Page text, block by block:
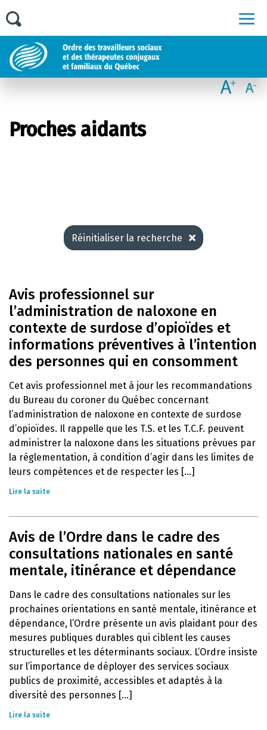
Proches aidants
Réinitialiser la recherche
Avis professionnel sur
l’administration de naloxone en
contexte de surdose d’opioïdes et
informations préventives à l’intention
des personnes qui en consomment
Cet avis professionnel met à jour les recommandations
du Bureau du coroner du Québec concernant
l’administration de naloxone en contexte de surdose
d’opioïdes. Il rappelle que les T.S. et les T.C.F. peuvent
administrer la naloxone dans les situations prévues par
la réglementation, à condition d’agir dans les limites de
leurs compétences et de respecter les [...]
Lire la suite
Avis de l’Ordre dans le cadre des
consultations nationales en santé
mentale, itinérance et dépendance
Dans le cadre des consultations nationales sur les
prochaines orientations en santé mentale, itinérance et
dépendance, l’Ordre présente un avis plaidant pour des
mesures publiques durables qui ciblent les causes
structurelles et les déterminants sociaux. L’Ordre insiste
sur l’importance de déployer des services sociaux
publics de proximité, accessibles et adaptés à la
diversité des personnes [...]
Lire la suite